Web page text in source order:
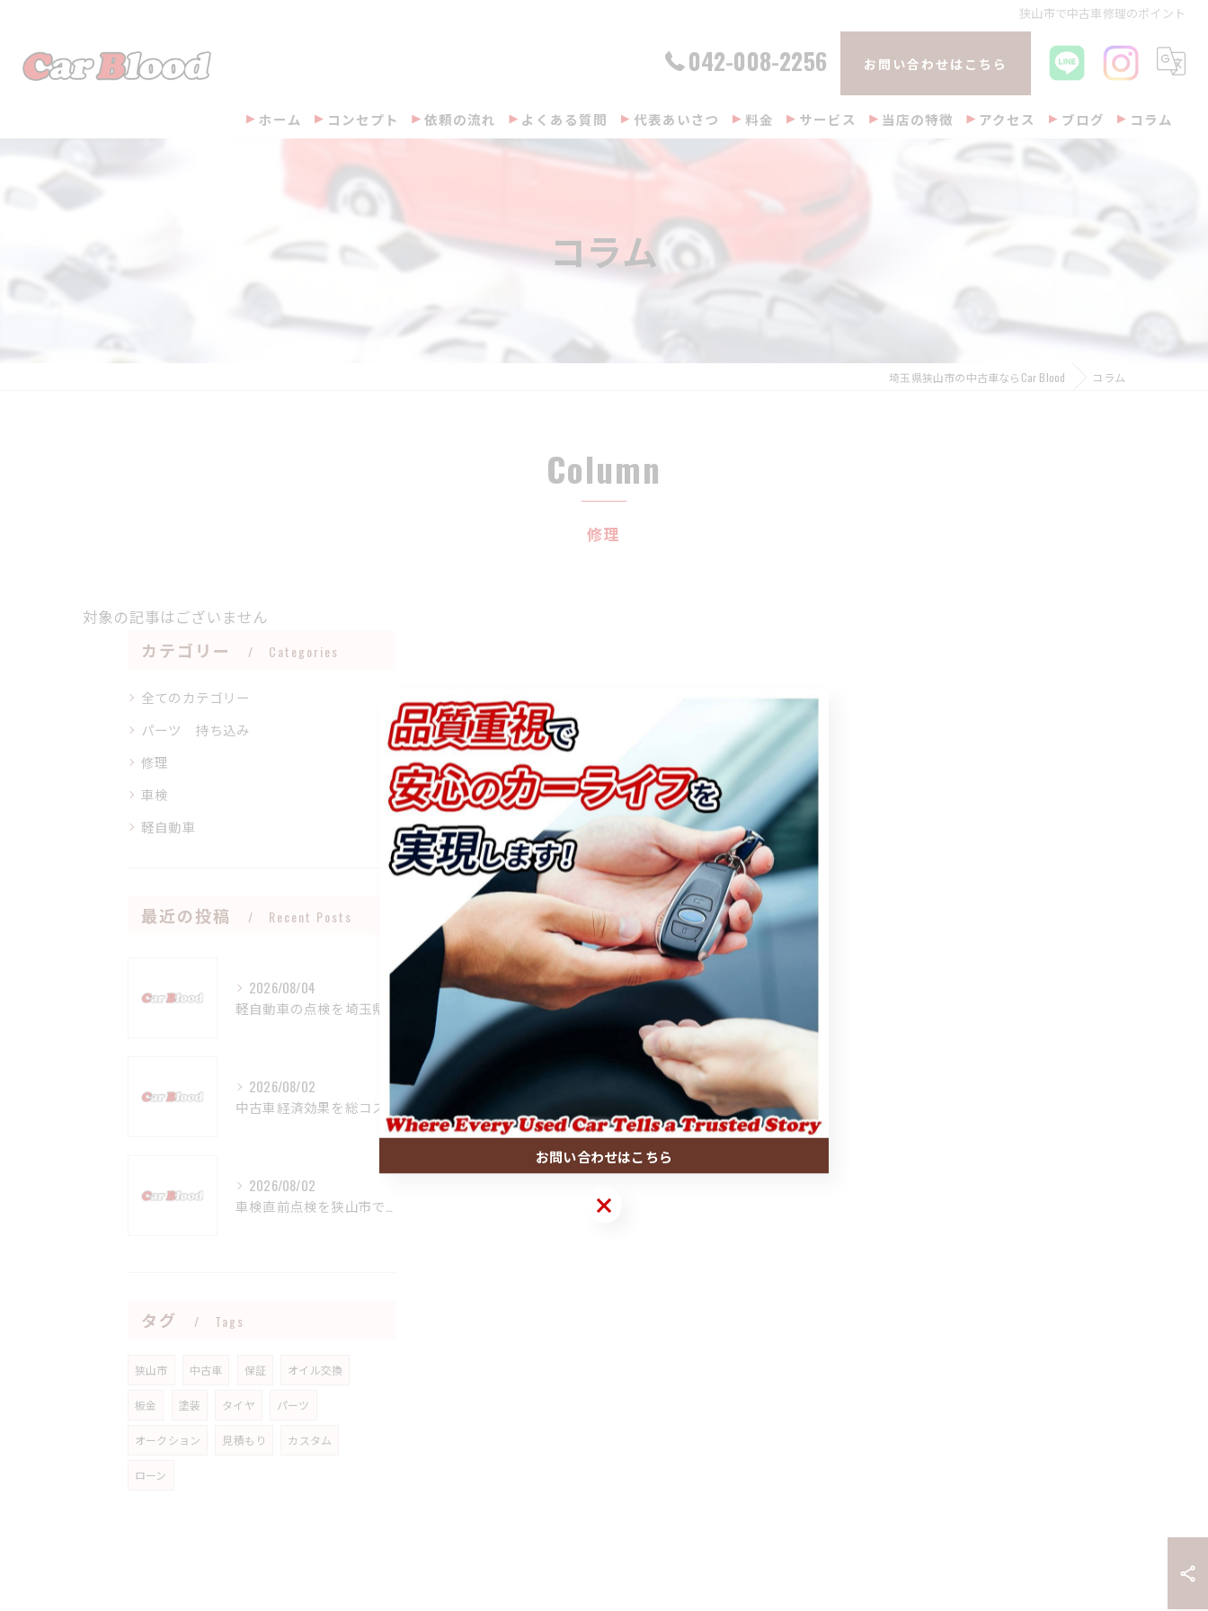
狭山市で中古車修理のポイント
042-008-2256 お問い合わせはこちら
ホーム コンセプト 依頼の流れ よくある質問 代表あいさつ 料金 サービス 当店の特徴 アクセス ブログ コラム
コラム
埼玉県狭山市の中古車ならCar Blood コラム
Column
修理
対象の記事はございません
カテゴリー Categories
全てのカテゴリー
パーツ 持ち込み
修理
車検
軽自動車
最近の投稿 Recent Posts
2026/08/04
2026/08/02
中古車経済効果を総コストとリセールバリューから徹底解説
2026/08/02
タグ Tags
狭山市 中古車 保証 オイル交換
板金 塗装 タイヤ パーツ
オークション 見積もり カスタム
ローン
お問い合わせはこちら
お問い合わせはこちら